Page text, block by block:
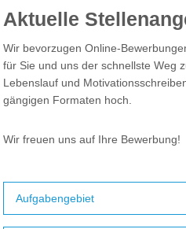
Aktuelle
Wir bevorzugen Online-
für Sie und uns der schnellste Weg
Lebenslauf und
gängigen Formaten hoch.
Wir freuen uns auf Ihre Bewerbung!
Aufgabengebiet